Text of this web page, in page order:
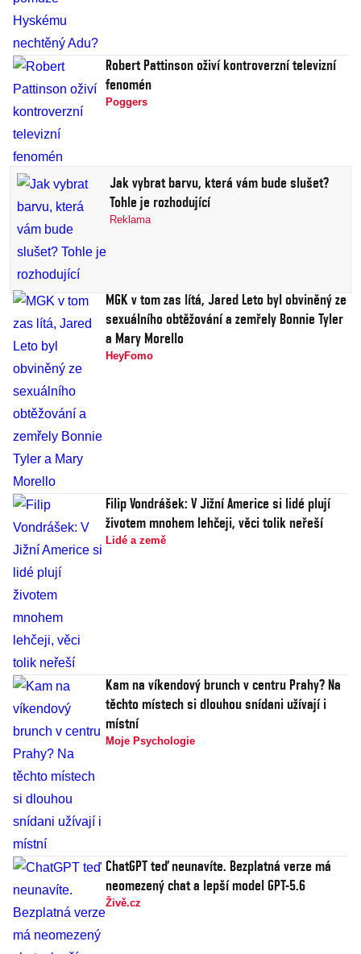
Robert Pattinson oživí kontroverzní televizní
fenomén
Poggers
Jak vybrat barvu, která vám bude slušet?
Tohle je rozhodující
Reklama
MGK v tom zas lítá, Jared Leto byl obviněný ze
sexuálního obtěžování a zemřely Bonnie Tyler
a Mary Morello
HeyFomo
Filip Vondrášek: V Jižní Americe si lidé plují
životem mnohem lehčeji, věci tolik neřeší
Lidé a země
Kam na víkendový brunch v centru Prahy? Na
těchto místech si dlouhou snídani užívají i
místní
Moje Psychologie
ChatGPT teď neunavíte. Bezplatná verze má
neomezený chat a lepší model GPT-5.6
Živě.cz